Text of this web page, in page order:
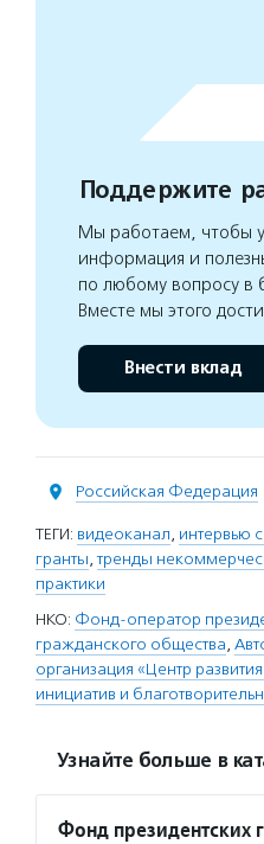
Поддержите
Мы работаем, чтобы у
информация и
по любому вопросу в
Вместе мы этого
Внести вклад
Российская Федерация
ТЕГИ: видеоканал, интервью
гранты,тренды
практики
НКО: Фонд-оператор
гражданского общества,
организация «Центр
инициатив и
Узнайте больше в
Фонд президентских